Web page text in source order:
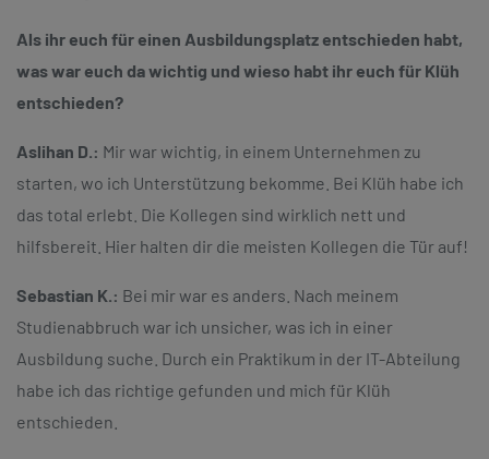
Als ihr euch für einen Ausbildungsplatz entschieden habt,
was war euch da wichtig und wieso habt ihr euch für Klüh
entschieden?
Aslihan D.: Mir war wichtig, in einem Unternehmen zu
starten, wo ich Unterstützung bekomme. Bei Klüh habe ich
das total erlebt. Die Kollegen sind wirklich nett und
hilfsbereit. Hier halten dir die meisten Kollegen die Tür auf!
Sebastian K.: Bei mir war es anders. Nach meinem
Studienabbruch war ich unsicher, was ich in einer
Ausbildung suche. Durch ein Praktikum in der IT-Abteilung
habe ich das richtige gefunden und mich für Klüh
entschieden.